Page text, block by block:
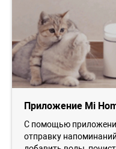
Приложение Mi
С помощью
отправку